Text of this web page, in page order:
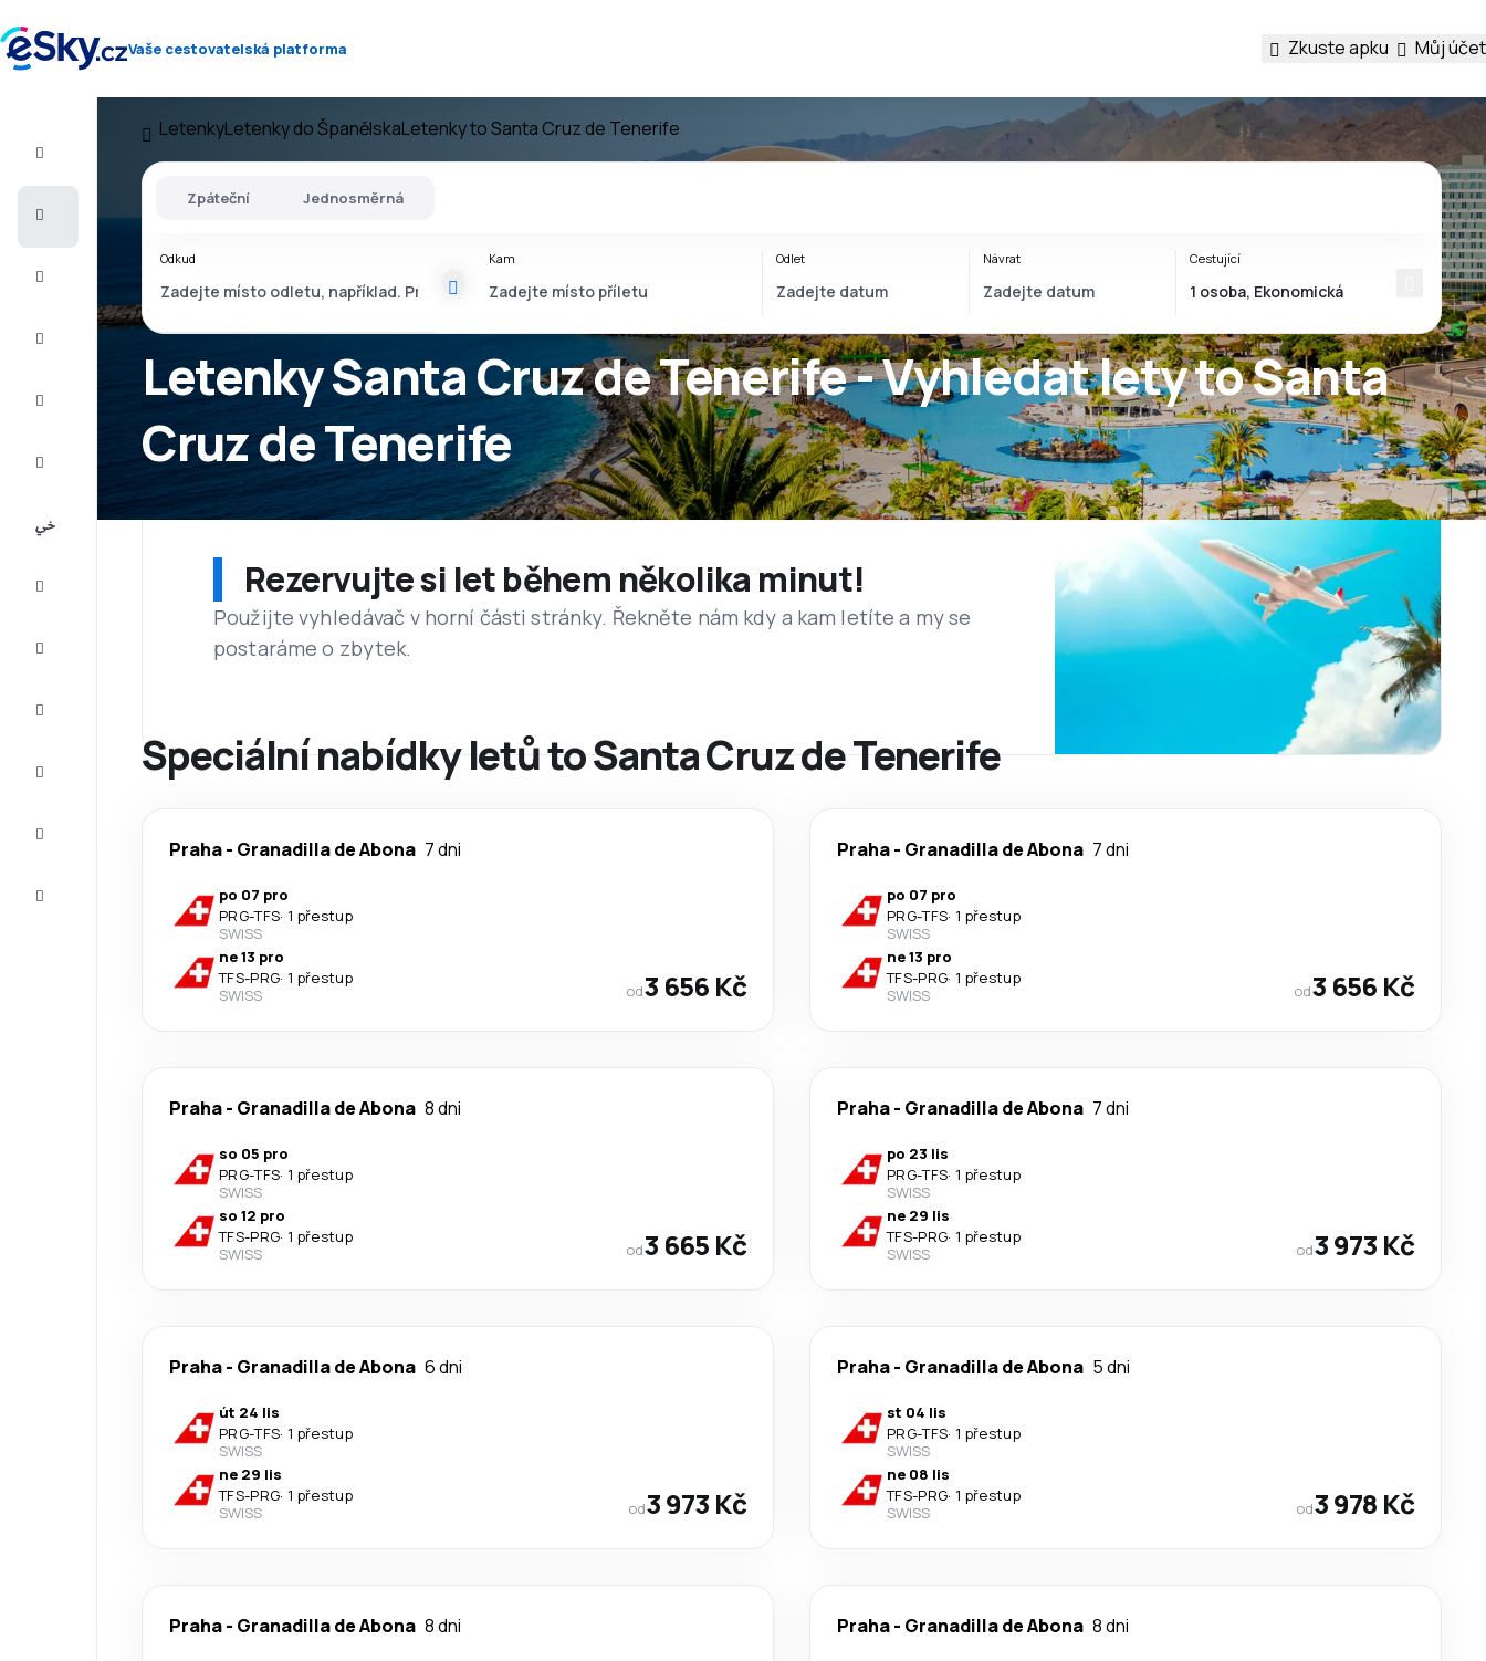
Vaše cestovatelská platforma Zkuste apku Můj účet
Letenky
LetenkyLetenky do ŠpanělskaLetenky to Santa Cruz de Tenerife
Letenky Santa Cruz de Tenerife - Vyhledat lety to Santa
Cruz de Tenerife
Zpáteční Jednosměrná
Odkud Kam Odlet Návrat Cestující
Rezervujte si let během několika minut!
Použijte vyhledávač v horní části stránky. Řekněte nám kdy a kam letíte a my se
postaráme o zbytek.
Speciální nabídky letů to Santa Cruz de Tenerife
Praha- Granadilla de Abona 7 dni
po 07 pro
PRG-TFS· 1 přestup
SWISS
ne 13 pro
TFS-PRG· 1 přestup
SWISS
od3 656 Kč
Praha- Granadilla de Abona 7 dni
po 07 pro
PRG-TFS· 1 přestup
SWISS
ne 13 pro
TFS-PRG· 1 přestup
SWISS
od3 656 Kč
Praha- Granadilla de Abona 8 dni
so 05 pro
PRG-TFS· 1 přestup
SWISS
so 12 pro
TFS-PRG· 1 přestup
SWISS
od3 665 Kč
Praha- Granadilla de Abona 7 dni
po 23 lis
PRG-TFS· 1 přestup
SWISS
ne 29 lis
TFS-PRG· 1 přestup
SWISS
od3 973 Kč
Praha- Granadilla de Abona 6 dni
út 24 lis
PRG-TFS· 1 přestup
SWISS
ne 29 lis
TFS-PRG· 1 přestup
SWISS
od3 973 Kč
Praha- Granadilla de Abona 5 dni
st 04 lis
PRG-TFS· 1 přestup
SWISS
ne 08 lis
TFS-PRG· 1 přestup
SWISS
od3 978 Kč
Praha- Granadilla de Abona 8 dni Praha- Granadilla de Abona 8 dni